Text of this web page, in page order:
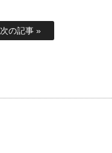
次の記事 »